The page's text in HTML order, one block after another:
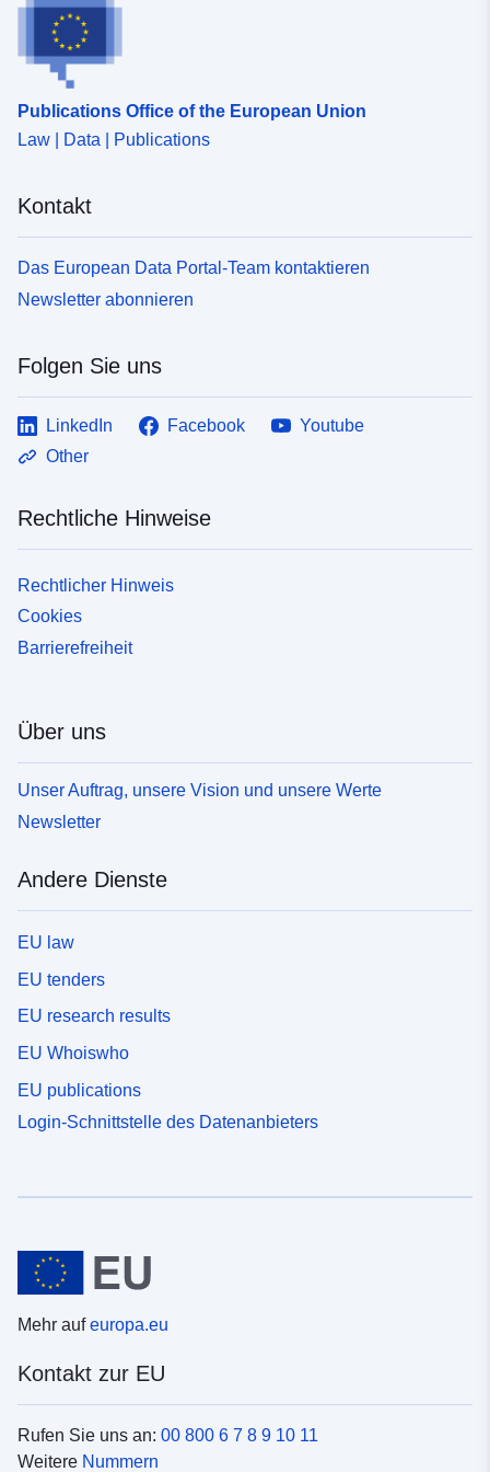
Publications Office of the European Union
Law | Data | Publications
Kontakt
Das European Data Portal-Team kontaktieren
Newsletter abonnieren
Folgen Sie uns
LinkedIn Facebook
Youtube
Other
Rechtliche Hinweise
Rechtlicher Hinweis
Cookies
Barrierefreiheit
Über uns
Unser Auftrag, unsere Vision und unsere Werte
Newsletter
Andere Dienste
EU law
EU tenders
EU research results
EU Whoiswho
EU publications
Login-Schnittstelle des Datenanbieters
Mehr aufeuropa.eu
Kontakt zur EU
Rufen Sie uns an: 00 800 6 7 8 9 10 11
Weitere Nummern